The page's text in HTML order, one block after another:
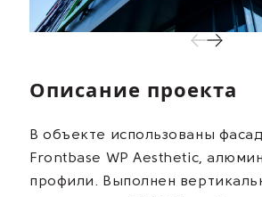
Описание проекта
В объекте использованы
Frontbase WP Aesthetic,
профили. Выполнен